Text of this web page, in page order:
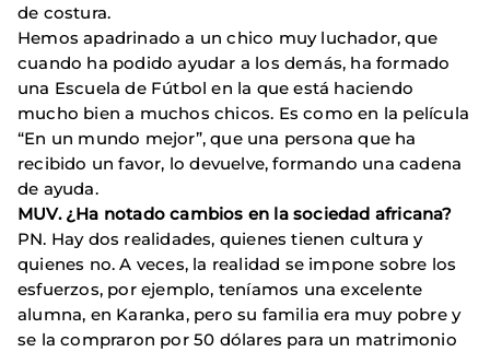
de costura.
Hemos apadrinado a un chico muy luchador, que
cuando ha podido ayudar a los demás, ha formado
una Escuela de Fútbol en la que está haciendo
mucho bien a muchos chicos. Es como en la película
“En un mundo mejor”, que una persona que ha
recibido un favor, lo devuelve, formando una cadena
de ayuda.
MUV. ¿Ha notado cambios en la sociedad africana?
PN. Hay dos realidades, quienes tienen cultura y
quienes no. A veces, la realidad se impone sobre los
esfuerzos, por ejemplo, teníamos una excelente
alumna, en Karanka, pero su familia era muy pobre y
se la compraron por 50 dólares para un matrimonio